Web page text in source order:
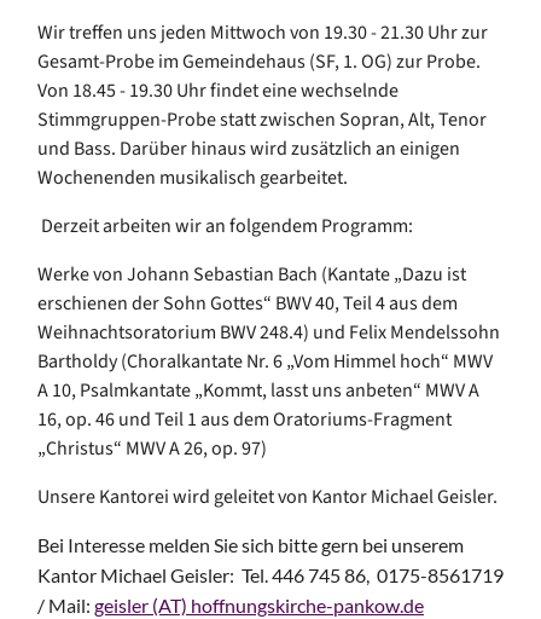
Wir treffen uns jeden Mittwoch von 19.30 - 21.30 Uhr zur
Gesamt-Probe im Gemeindehaus (SF, 1. OG) zur Probe.
Von 18.45 - 19.30 Uhr findet eine wechselnde
Stimmgruppen-Probe statt zwischen Sopran, Alt, Tenor
und Bass. Darüber hinaus wird zusätzlich an einigen
Wochenenden musikalisch gearbeitet.
Derzeit arbeiten wir an folgendem Programm:
Werke von Johann Sebastian Bach (Kantate „Dazu ist
erschienen der Sohn Gottes“ BWV 40, Teil 4 aus dem
Weihnachtsoratorium BWV 248.4) und Felix Mendelssohn
Bartholdy (Choralkantate Nr. 6 „Vom Himmel hoch“ MWV
A 10, Psalmkantate „Kommt, lasst uns anbeten“ MWV A
16, op. 46 und Teil 1 aus dem Oratoriums-Fragment
„Christus“ MWV A 26, op. 97)
Unsere Kantorei wird geleitet von Kantor Michael Geisler.
Bei Interesse melden Sie sich bitte gern bei unserem
Kantor Michael Geisler: Tel. 446 745 86, 0175-8561719
/ Mail: geisler (AT) hoffnungskirche-pankow.de